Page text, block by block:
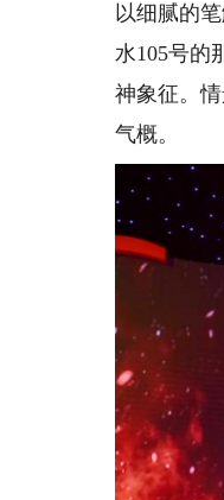
以细腻的
水105号的
神象征。
气概。